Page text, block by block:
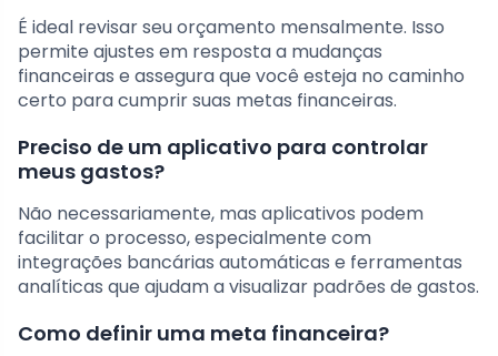
É ideal revisar seu orçamento mensalmente. Isso
permite ajustes em resposta a mudanças
financeiras e assegura que você esteja no caminho
certo para cumprir suas metas financeiras.
Preciso de um aplicativo para controlar
meus gastos?
Não necessariamente, mas aplicativos podem
facilitar o processo, especialmente com
integrações bancárias automáticas e ferramentas
analíticas que ajudam a visualizar padrões de gastos.
Como definir uma meta financeira?